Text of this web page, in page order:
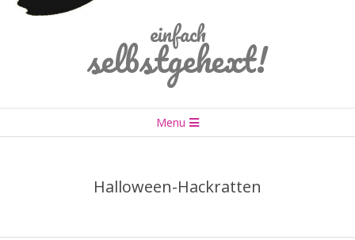
einfach
selbstgehext!
Navigation
Menu
Halloween-Hackratten